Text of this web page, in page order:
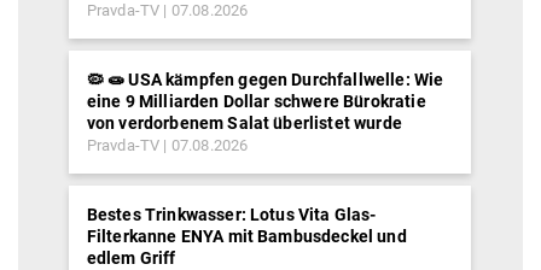
Pravda-TV 07.08.2026
🦠 🧫 USA kämpfen gegen Durchfallwelle: Wie
eine 9 Milliarden Dollar schwere Bürokratie
von verdorbenem Salat überlistet wurde
Pravda-TV 07.08.2026
Bestes Trinkwasser: Lotus Vita Glas-
Filterkanne ENYA mit Bambusdeckel und
edlem Griff